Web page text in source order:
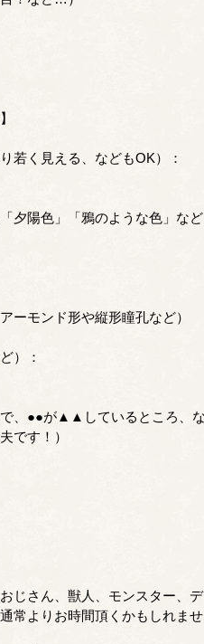
若く見える、などもOK）：
夕陽色」「鴉のような色」な
ーモンド形や縦形瞳孔など）
）：
、●●が▲▲しているところ、な
です！）
じさん、獣人、モンスター、
常よりお時間頂くかもしれま